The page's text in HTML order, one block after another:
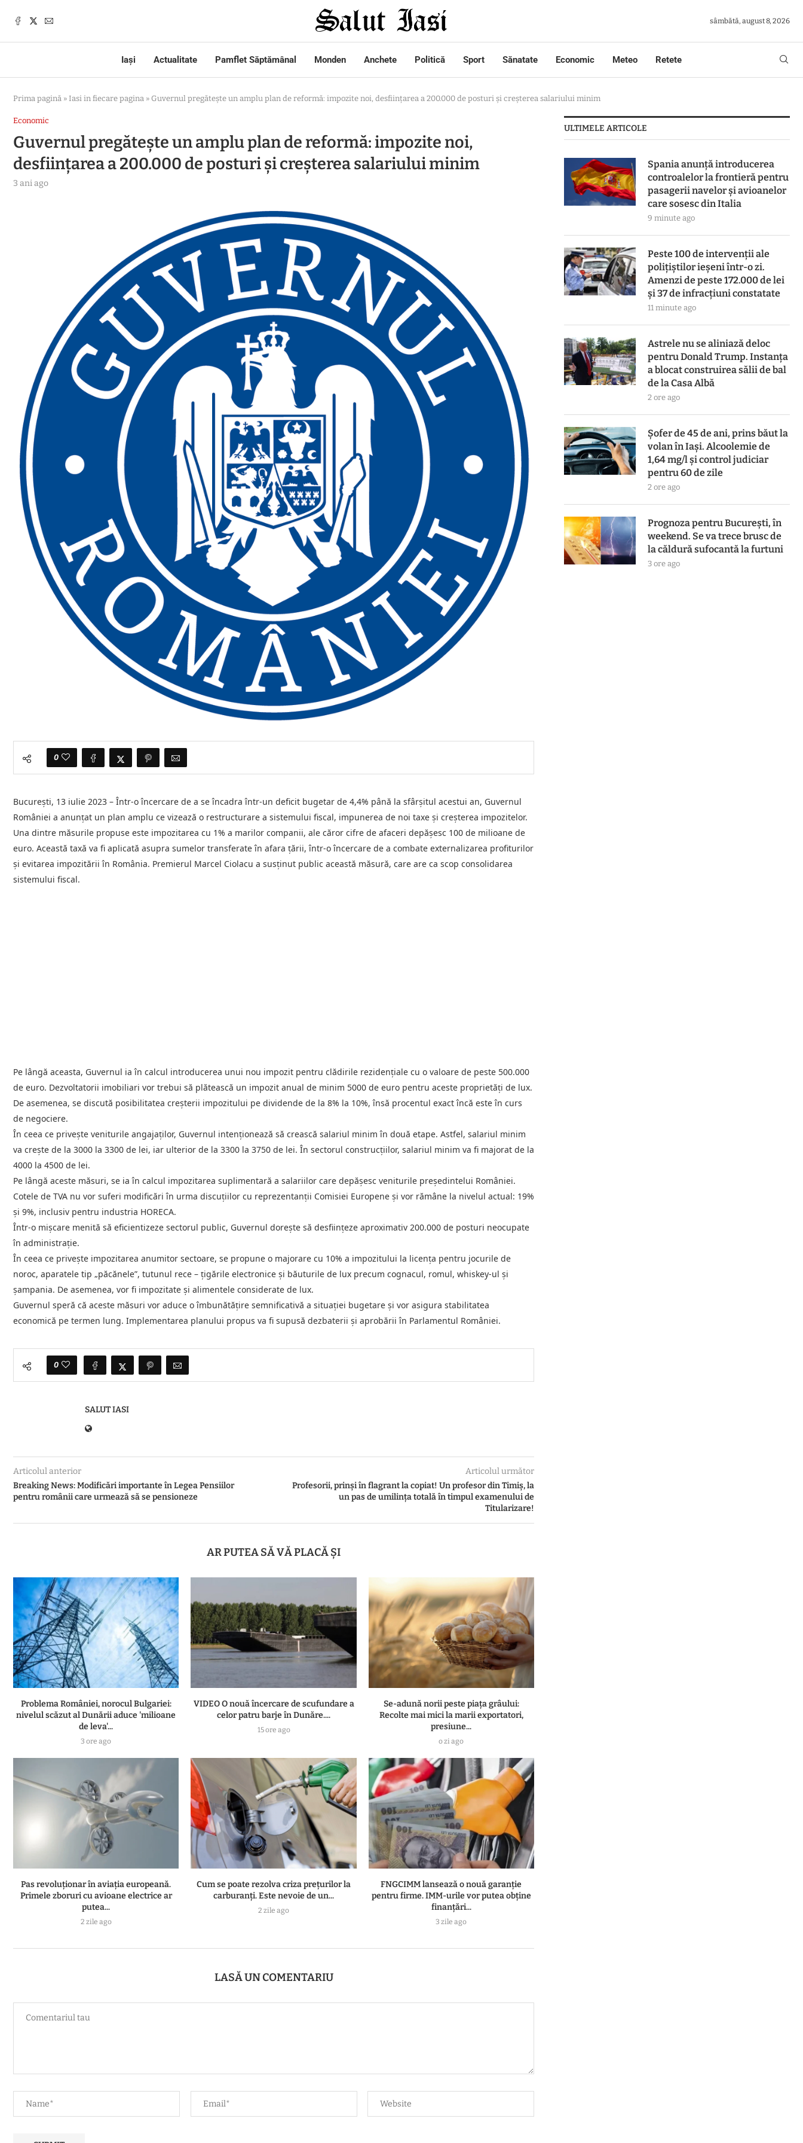
sâmbătă, august 8, 2026
Iași Actualitate Pamflet Săptămânal Monden Anchete Politică Sport Sănatate Economic Meteo Retete
Prima pagină » Iasi in fiecare pagina » Guvernul pregătește un amplu plan de reformă: impozite noi, desființarea a 200.000 de posturi și creșterea salariului minim
Economic
Guvernul pregătește un amplu plan de reformă: impozite noi,
desființarea a 200.000 de posturi și creșterea salariului minim
3 ani ago
0
București, 13 iulie 2023 – Într-o încercare de a se încadra într-un deficit bugetar de 4,4% până la sfârșitul acestui an, Guvernul
României a anunțat un plan amplu ce vizează o restructurare a sistemului fiscal, impunerea de noi taxe și creșterea impozitelor.
Una dintre măsurile propuse este impozitarea cu 1% a marilor companii, ale căror cifre de afaceri depășesc 100 de milioane de
euro. Această taxă va fi aplicată asupra sumelor transferate în afara țării, într-o încercare de a combate externalizarea profiturilor
și evitarea impozitării în România. Premierul Marcel Ciolacu a susținut public această măsură, care are ca scop consolidarea
sistemului fiscal.
Pe lângă aceasta, Guvernul ia în calcul introducerea unui nou impozit pentru clădirile rezidențiale cu o valoare de peste 500.000
de euro. Dezvoltatorii imobiliari vor trebui să plătească un impozit anual de minim 5000 de euro pentru aceste proprietăți de lux.
De asemenea, se discută posibilitatea creșterii impozitului pe dividende de la 8% la 10%, însă procentul exact încă este în curs
de negociere.
În ceea ce privește veniturile angajaților, Guvernul intenționează să crească salariul minim în două etape. Astfel, salariul minim
va crește de la 3000 la 3300 de lei, iar ulterior de la 3300 la 3750 de lei. În sectorul construcțiilor, salariul minim va fi majorat de la
4000 la 4500 de lei.
Pe lângă aceste măsuri, se ia în calcul impozitarea suplimentară a salariilor care depășesc veniturile președintelui României.
Cotele de TVA nu vor suferi modificări în urma discuțiilor cu reprezentanții Comisiei Europene și vor rămâne la nivelul actual: 19%
și 9%, inclusiv pentru industria HORECA.
Într-o mișcare menită să eficientizeze sectorul public, Guvernul dorește să desființeze aproximativ 200.000 de posturi neocupate
în administrație.
În ceea ce privește impozitarea anumitor sectoare, se propune o majorare cu 10% a impozitului la licența pentru jocurile de
noroc, aparatele tip „păcănele”, tutunul rece – țigările electronice și băuturile de lux precum cognacul, romul, whiskey-ul și
șampania. De asemenea, vor fi impozitate și alimentele considerate de lux.
Guvernul speră că aceste măsuri vor aduce o îmbunătățire semnificativă a situației bugetare și vor asigura stabilitatea
economică pe termen lung. Implementarea planului propus va fi supusă dezbaterii și aprobării în Parlamentul României.
0
SALUT IASI
Articolul anterior
Breaking News: Modificări importante în Legea Pensiilor
pentru românii care urmează să se pensioneze
Articolul următor
Profesorii, prinși în flagrant la copiat! Un profesor din Timiș, la
un pas de umilința totală în timpul examenului de
Titularizare!
AR PUTEA SĂ VĂ PLACĂ ȘI
Problema României, norocul Bulgariei:
nivelul scăzut al Dunării aduce 'milioane
de leva'...
3 ore ago
VIDEO O nouă încercare de scufundare a
celor patru barje în Dunăre....
15 ore ago
Se-adună norii peste piața grâului:
Recolte mai mici la marii exportatori,
presiune...
o zi ago
Pas revoluționar în aviația europeană.
Primele zboruri cu avioane electrice ar
putea...
2 zile ago
Cum se poate rezolva criza prețurilor la
carburanți. Este nevoie de un...
2 zile ago
FNGCIMM lansează o nouă garanție
pentru firme. IMM-urile vor putea obține
finanțări...
3 zile ago
LASĂ UN COMENTARIU
ULTIMELE ARTICOLE
Spania anunță introducerea
controalelor la frontieră pentru
pasagerii navelor și avioanelor
care sosesc din Italia
9 minute ago
Peste 100 de intervenții ale
polițiștilor ieșeni într-o zi.
Amenzi de peste 172.000 de lei
și 37 de infracțiuni constatate
11 minute ago
Astrele nu se aliniază deloc
pentru Donald Trump. Instanța
a blocat construirea sălii de bal
de la Casa Albă
2 ore ago
Șofer de 45 de ani, prins băut la
volan în Iași. Alcoolemie de
1,64 mg/l și control judiciar
pentru 60 de zile
2 ore ago
Prognoza pentru București, în
weekend. Se va trece brusc de
la căldură sufocantă la furtuni
3 ore ago